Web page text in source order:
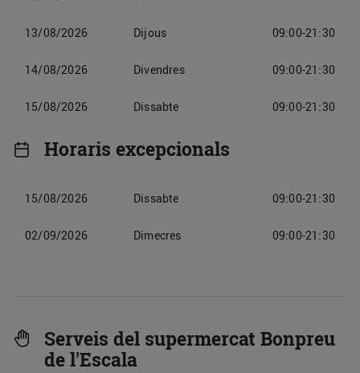
13/08/2026 Dijous 09:00-21:30
14/08/2026 Divendres 09:00-21:30
15/08/2026 Dissabte 09:00-21:30
Horaris excepcionals
15/08/2026 Dissabte 09:00-21:30
02/09/2026 Dimecres 09:00-21:30
Serveis del supermercat Bonpreu
de l'Escala